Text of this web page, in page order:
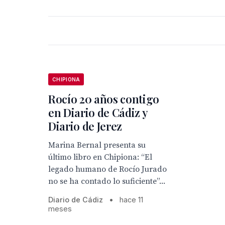
CHIPIONA
Rocío 20 años contigo
en Diario de Cádiz y
Diario de Jerez
Marina Bernal presenta su
último libro en Chipiona: “El
legado humano de Rocío Jurado
no se ha contado lo suficiente”...
Diario de Cádiz •
hace 11
meses